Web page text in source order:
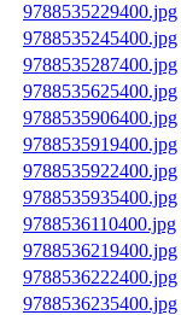
9788535229400.jpg
9788535245400.jpg
9788535287400.jpg
9788535625400.jpg
9788535906400.jpg
9788535919400.jpg
9788535922400.jpg
9788535935400.jpg
9788536110400.jpg
9788536219400.jpg
9788536222400.jpg
9788536235400.jpg